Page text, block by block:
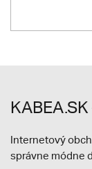
Internetový
správne módne